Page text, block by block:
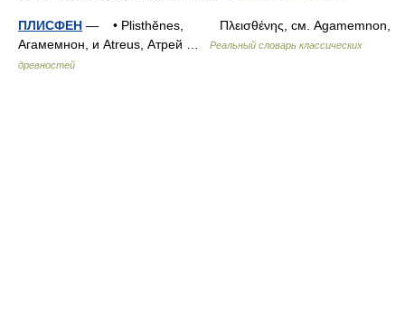
ПЛИСФЕН — • Plisthĕnes, Πλεισθένης, см. Agamemnon,
Агамемнон, и Atreus, Атрей …
Реальный словарь классических
древностей